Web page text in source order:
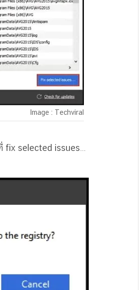
Image : Techviral
fix selected issues…